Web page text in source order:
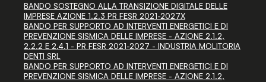
BANDO SOSTEGNO ALLA TRANSIZIONE DIGITALE DELLE
IMPRESE AZIONE 1.2.3 PR FESR 2021-2027X
BANDO PER SUPPORTO AD INTERVENTI ENERGETICI E DI
PREVENZIONE SISMICA DELLE IMPRESE - AZIONE 2.1.2,
2.2.2 E 2.4.1 - PR FESR 2021-2027 - INDUSTRIA MOLITORIA
DENTI SRL
BANDO PER SUPPORTO AD INTERVENTI ENERGETICI E DI
PREVENZIONE SISMICA DELLE IMPRESE - AZIONE 2.1.2,